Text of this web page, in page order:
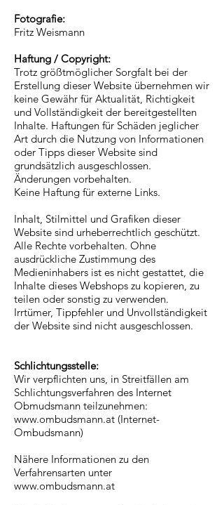
Fotografie:
Fritz Weismann
Haftung / Copyright:
Trotz größtmöglicher Sorgfalt bei der
Erstellung dieser Website übernehmen wir
keine Gewähr für Aktualität, Richtigkeit
und Vollständigkeit der bereitgestellten
Inhalte. Haftungen für Schäden jeglicher
Art durch die Nutzung von Informationen
oder Tipps dieser Website sind
grundsätzlich ausgeschlossen.
Änderungen vorbehalten.
Keine Haftung für externe Links.
Inhalt, Stilmittel und Grafiken dieser
Website sind urheberrechtlich geschützt.
Alle Rechte vorbehalten. Ohne
ausdrückliche Zustimmung des
Medieninhabers ist es nicht gestattet, die
Inhalte dieses Webshops zu kopieren, zu
teilen oder sonstig zu verwenden.
Irrtümer, Tippfehler und Unvollständigkeit
der Website sind nicht ausgeschlossen.
Schlichtungsstelle:
Wir verpflichten uns, in Streitfällen am
Schlichtungsverfahren des Internet
Obmudsmann teilzunehmen:
www.ombudsmann.at (Internet-
Ombudsmann)
Nähere Informationen zu den
Verfahrensarten unter
www.ombudsmann.at